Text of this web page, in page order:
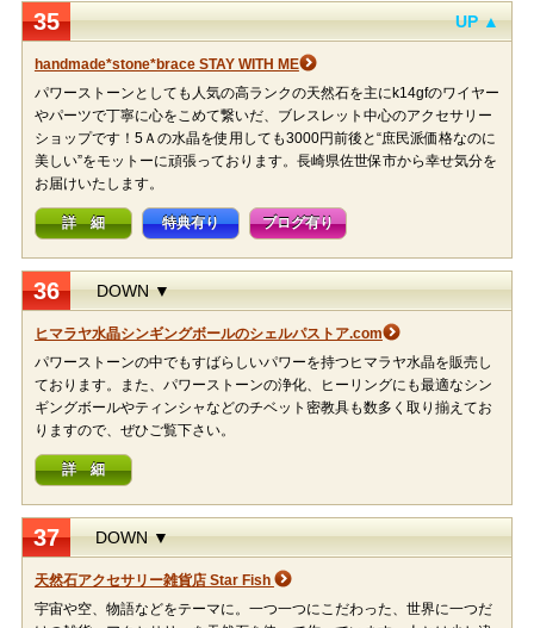
35 UP ▲
handmade*stone*brace STAY WITH ME
パワーストーンとしても人気の高ランクの天然石を主にk14gfのワイヤー
やパーツで丁寧に心をこめて繋いだ、ブレスレット中心のアクセサリー
ショップです！5Ａの水晶を使用しても3000円前後と“庶民派価格なのに
美しい”をモットーに頑張っております。長崎県佐世保市から幸せ気分を
お届けいたします。
詳 細 特典有り ブログ有り
36 DOWN ▼
ヒマラヤ水晶シンギングボールのシェルパストア.com
パワーストーンの中でもすばらしいパワーを持つヒマラヤ水晶を販売し
ております。また、パワーストーンの浄化、ヒーリングにも最適なシン
ギングボールやティンシャなどのチベット密教具も数多く取り揃えてお
りますので、ぜひご覧下さい。
詳 細
37 DOWN ▼
天然石アクセサリー雑貨店 Star Fish
宇宙や空、物語などをテーマに。一つ一つにこだわった、世界に一つだ